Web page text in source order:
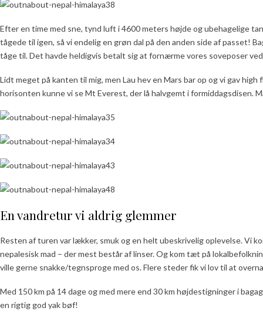
Efter en time med sne, tynd luft i 4600 meters højde og ubehagelige
tågede til igen, så vi endelig en grøn dal på den anden side af passet!
tåge til. Det havde heldigvis betalt sig at fornærme vores soveposer
Lidt meget på kanten til mig, men Lau hev en Mars bar op og vi gav
horisonten kunne vi se Mt Everest, der lå halvgemt i formiddagsdisen.
En vandretur vi aldrig glemmer
Resten af turen var lækker, smuk og en helt ubeskrivelig oplevelse. Vi
nepalesisk mad – der mest består af linser. Og kom tæt på
ville gerne snakke/tegnsproge med os. Flere steder fik vi lov til at
Med 150 km på 14 dage og med mere end 30 km højdestigninger i
en rigtig god yak bøf!